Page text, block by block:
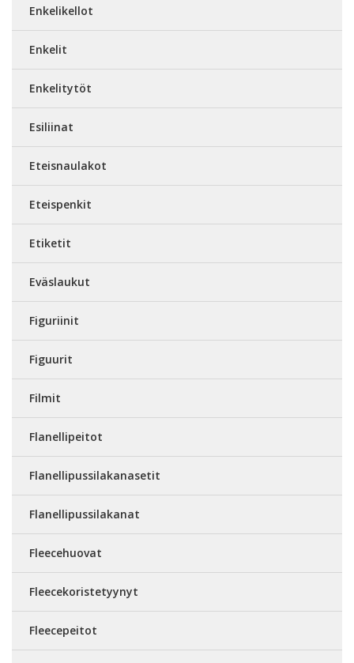
Enkelikellot
Enkelit
Enkelitytöt
Esiliinat
Eteisnaulakot
Eteispenkit
Etiketit
Eväslaukut
Figuriinit
Figuurit
Filmit
Flanellipeitot
Flanellipussilakanasetit
Flanellipussilakanat
Fleecehuovat
Fleecekoristetyynyt
Fleecepeitot